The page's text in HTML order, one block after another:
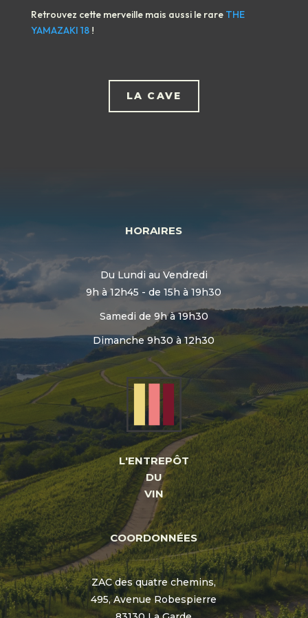
Retrouvez cette merveille mais aussi le rare THE
YAMAZAKI 18!
LA CAVE
HORAIRES
Du Lundi au Vendredi
9h à 12h45 - de 15h à 19h30
Samedi de 9h à 19h30
Dimanche 9h30 à 12h30
L'ENTREPÔT
DU
VIN
COORDONNÉES
ZAC des quatre chemins,
495, Avenue Robespierre